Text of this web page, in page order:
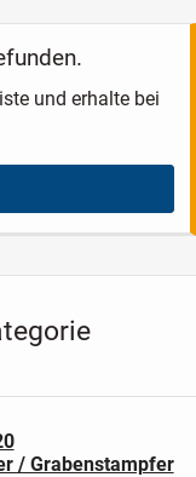
und erhalte bei
/ Grabenstampfer